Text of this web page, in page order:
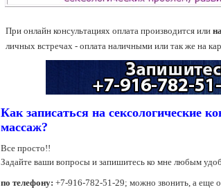
При онлайн консультациях оплата производится или
личных встречах - оплата наличными или так же на
Как записаться на сексологические
массаж?
Все просто!!
Задайте ваши вопросы и запишитесь ко мне любым
по телефону: +7-916-782-51-29; можно звонить, а еще